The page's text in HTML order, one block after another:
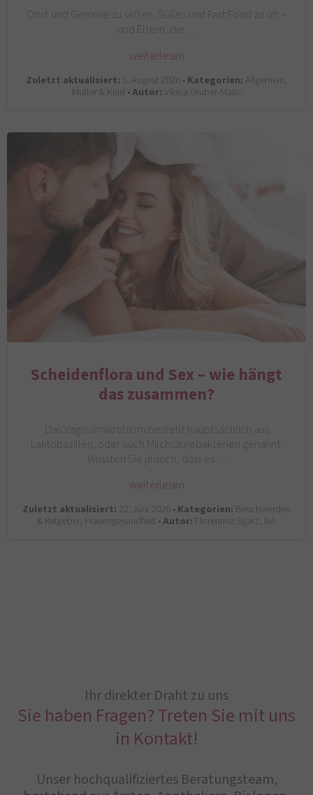
Obst und Gemüse zu selten, Süßes und Fast Food zu oft –
und Eltern, die…
weiterlesen
Zuletzt aktualisiert: 5. August 2026 •Kategorien: Allgemein,
Mutter & Kind •Autor:Vikica Gruber-Matic
Scheidenflora und Sex – wie hängt
das zusammen?
Das Vaginalmikrobiom besteht hauptsächlich aus
Laktobazillen, oder auch Milchsäurebakterien genannt.
Wussten Sie jedoch, dass es…
weiterlesen
Zuletzt aktualisiert: 22. Juni 2026 •Kategorien: Beschwerden
& Ratgeber, Frauengesundheit •Autor: Florentina Sgarz, BA
Ihr direkter Draht zu uns
Sie haben Fragen? Treten Sie mit uns
in Kontakt!
Unser hochqualifiziertes Beratungsteam,